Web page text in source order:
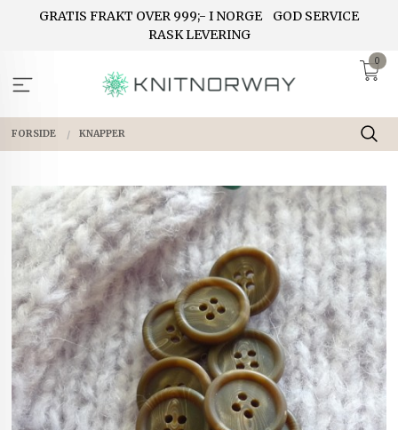
GRATIS FRAKT OVER 999;- I NORGE
GOD SERVICE
RASK LEVERING
0
FORSIDE KNAPPER